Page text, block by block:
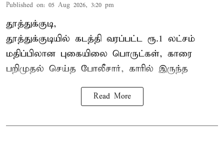
Published on: 05 Aug 2026, 3:20 pm
தூத்துக்குடி,
தூத்துக்குடியில் கடத்தி வரப்பட்ட ரூ.1 லட்சம்
மதிப்பிலான புகையிலை பொருட்கள், காரை
பறிமுதல் செய்த போலீசார், காரில் இருந்த
Read More